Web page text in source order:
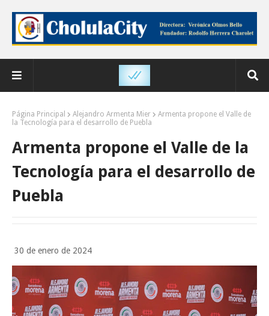
Página Principal Alejandro Armenta Mier
Armenta propone el Valle de
la Tecnología para el desarrollo de Puebla
Armenta propone el Valle de la
Tecnología para el desarrollo de
Puebla
30 de enero de 2024